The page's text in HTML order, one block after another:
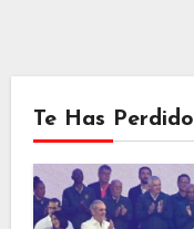
Te Has Perdido